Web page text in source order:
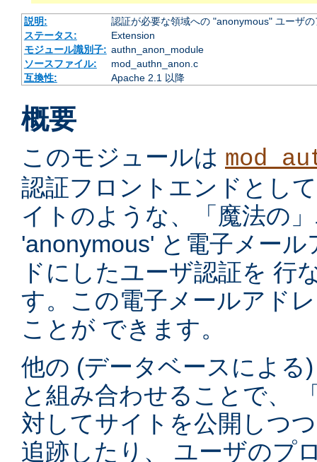
説明:
認証が必要な領域への "anonymous" ユーザ
ステータス:
Extension
モジュール識別子: authn_anon_module
ソースファイル:
mod_authn_anon.c
互換性:
Apache 2.1 以降
概要
このモジュールは
認証フロントエンドとし
イトのような、「魔法の
'anonymous' と電子メー
ドにしたユーザ認証を 行
す。この電子メールアド
ことが できます。
他の (データベースによる
と組み合わせることで、
対してサイトを公開しつ
追跡したり、 ユーザのプ